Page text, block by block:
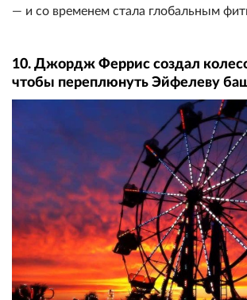
— и со временем стала глобальным
10. Джордж Феррис создал
чтобы переплюнуть Эйфелеву